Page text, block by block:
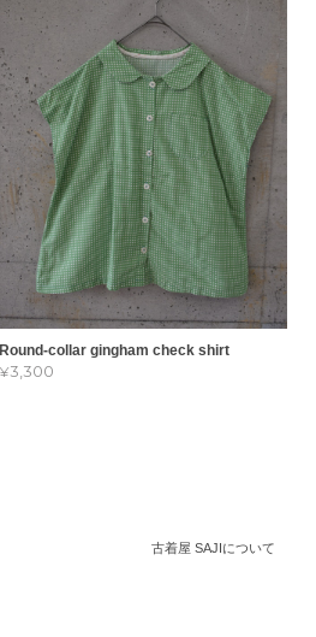
Round-collar gingham check shirt
¥3,300
古着屋 SAJIについて